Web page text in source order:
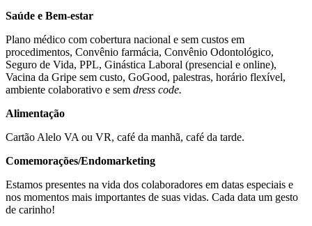
Saúde e Bem-estar
Plano médico com cobertura nacional e sem custos em
procedimentos, Convênio farmácia, Convênio Odontológico,
Seguro de Vida, PPL, Ginástica Laboral (presencial e online),
Vacina da Gripe sem custo, GoGood, palestras, horário flexível,
ambiente colaborativo e sem dress code.
Alimentação
Cartão Alelo VA ou VR, café da manhã, café da tarde.
Comemorações/Endomarketing
Estamos presentes na vida dos colaboradores em datas especiais e
nos momentos mais importantes de suas vidas. Cada data um gesto
de carinho!